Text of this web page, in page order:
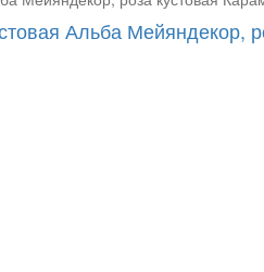
Альба Мейяндекор,